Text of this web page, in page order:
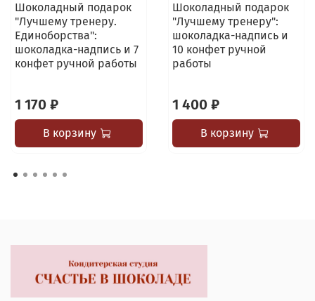
Шоколадный подарок
"Лучшему тренеру.
Единоборства":
шоколадка-надпись и 7
конфет ручной работы
1 170 ₽
В корзину
Шоколадный подарок
"Лучшему тренеру":
шоколадка-надпись и
10 конфет ручной
работы
1 400 ₽
В корзину